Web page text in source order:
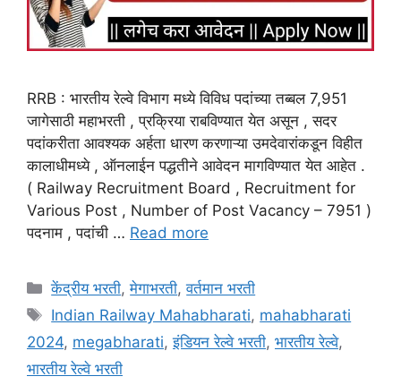
RRB : भारतीय रेल्वे विभाग मध्ये विविध पदांच्या तब्बल 7,951
जागेसाठी महाभरती , प्रक्रिया राबविण्यात येत असून , सदर
पदांकरीता आवश्यक अर्हता धारण करणाऱ्या उमदेवारांकडून विहीत
कालाधीमध्ये , ऑनलाईन पद्धतीने आवेदन मागविण्यात येत आहेत .
( Railway Recruitment Board , Recruitment for
Various Post , Number of Post Vacancy – 7951 )
पदनाम , पदांची … Read more
Categories
केंद्रीय भरती,मेगाभरती,वर्तमान भरती
Tags
Indian Railway Mahabharati, mahabharati
2024, megabharati,इंडियन रेल्वे भरती, भारतीय रेल्वे,
भारतीय रेल्वे भरती